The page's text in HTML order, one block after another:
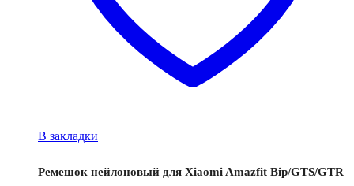
В закладки
Ремешок нейлоновый для Xiaomi Amazfit Bip/GTS/GTR